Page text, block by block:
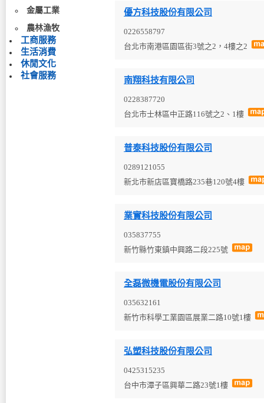
金屬工業
農林漁牧
工商服務
生活消費
休閒文化
社會服務
優方科技股份有限公司
0226558797
台北市南港區園區街3號之2，4樓之2
南翔科技有限公司
0228387720
台北市士林區中正路116號之2、1樓
普泰科技股份有限公司
0289121055
新北市新店區寶橋路235巷120號4樓
業實科技股份有限公司
035837755
新竹縣竹東鎮中興路二段225號
全磊微機電股份有限公司
035632161
新竹市科學工業園區展業二路10號1樓
弘塑科技股份有限公司
0425315235
台中市潭子區興華二路23號1樓